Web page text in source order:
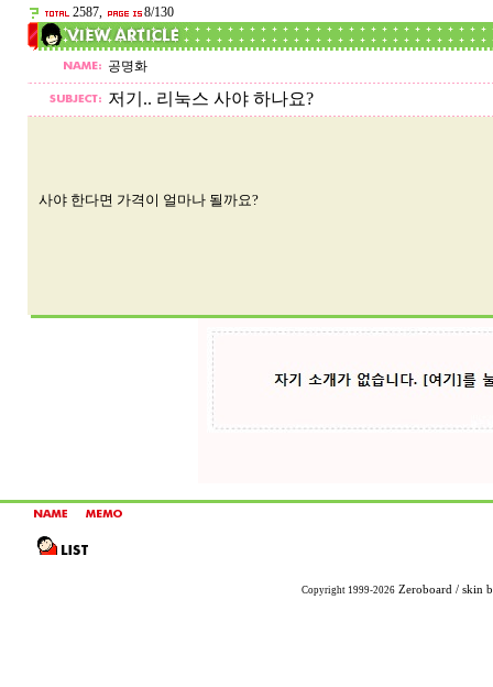
2587, 8/130
공명화
저기.. 리눅스 사야 하나요?
사야 한다면 가격이 얼마나 될까요?
Copyright 1999-2026 Zeroboard / skin